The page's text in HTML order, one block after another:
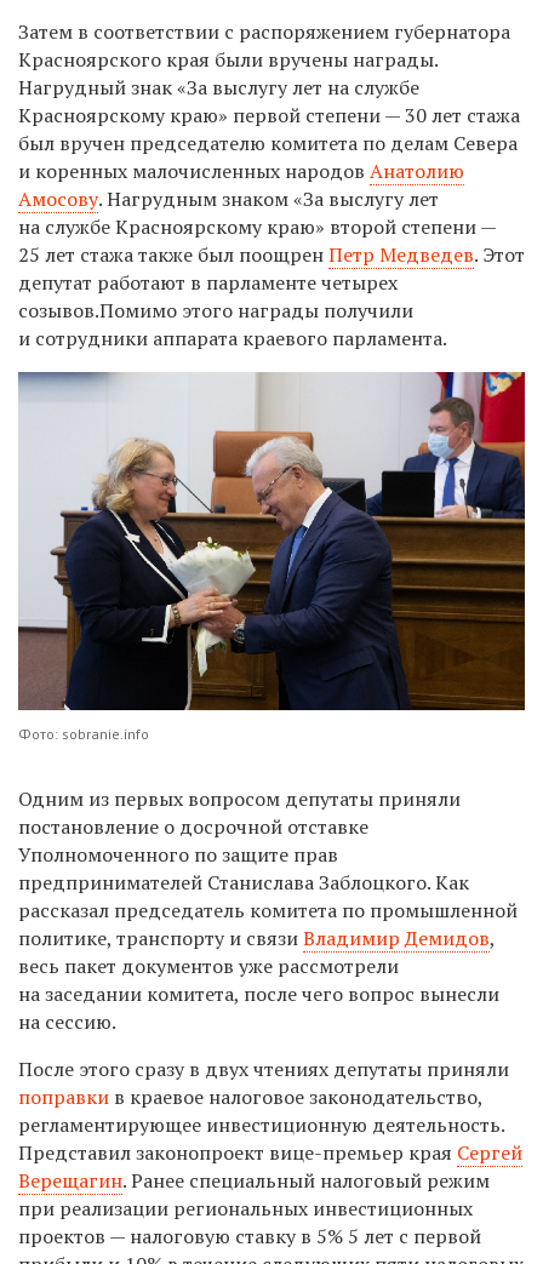
Затем в соответствии с распоряжением губернатора
Красноярского края были вручены награды.
Нагрудный знак «За выслугу лет на службе
Красноярскому краю» первой степени — 30 лет стажа
был вручен председателю комитета по делам Севера
и коренных малочисленных народов Анатолию
Амосову. Нагрудным знаком «За выслугу лет
на службе Красноярскому краю» второй степени —
25 лет стажа также был поощренПетр Медведев. Этот
депутат работают в парламенте четырех
созывов.Помимо этого награды получили
и сотрудники аппарата краевого парламента.
Фото: sobranie.info
Одним из первых вопросом депутаты приняли
постановление о досрочной отставке
Уполномоченного по защите прав
предпринимателей Станислава Заблоцкого. Как
рассказал председатель комитета по промышленной
политике, транспорту и связиВладимир Демидов,
весь пакет документов уже рассмотрели
на заседании комитета, после чего вопрос вынесли
на сессию.
После этого сразу в двух чтениях депутаты приняли
поправки в краевое налоговое законодательство,
регламентирующее инвестиционную деятельность.
Представил законопроект вице-премьер края Сергей
Верещагин. Ранее специальный налоговый режим
при реализации региональных инвестиционных
проектов — налоговую ставку в 5% 5 лет с первой